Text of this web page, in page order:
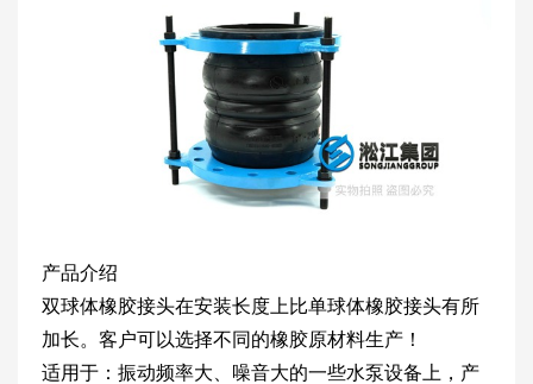
产品介绍
双球体橡胶接头在安装长度上比单球体橡胶接头有所
加长。客户可以选择不同的橡胶原材料生产！
适用于：振动频率大、噪音大的一些水泵设备上，产